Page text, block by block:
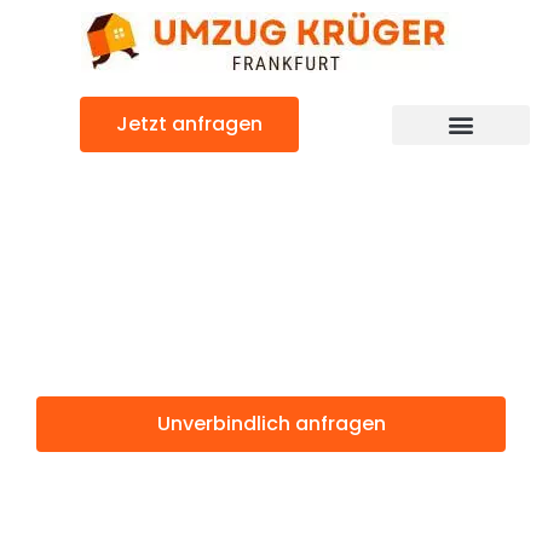
Jetzt anfragen
Unverbindlich anfragen